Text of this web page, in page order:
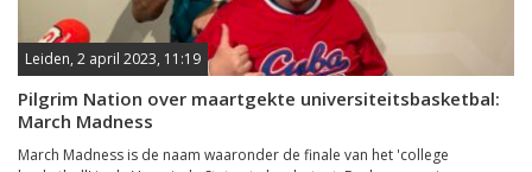
Leiden, 2 april 2023, 11:19
Pilgrim Nation over maartgekte universiteitsbasketbal:
March Madness
March Madness is de naam waaronder de finale van het 'college